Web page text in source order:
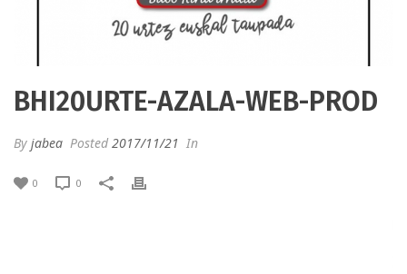
BHI20URTE-AZALA-WEB-PROD
By jabea Posted2017/11/21 In
0 0